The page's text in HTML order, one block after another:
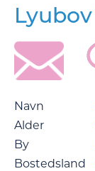
Lyubov
Navn
Alder
By
Bostedsland